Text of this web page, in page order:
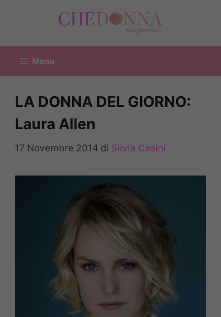
Menu
LA DONNA DEL GIORNO:
Laura Allen
17 Novembre 2014 di Silvia Casini